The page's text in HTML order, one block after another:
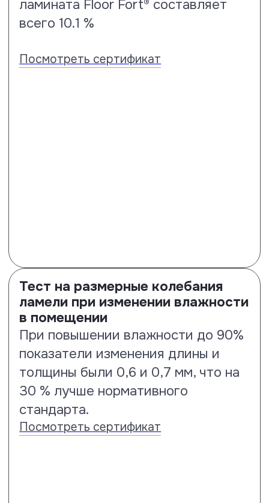
Испытания на пятностойкость
Насколько ваши полы защищены
пятен покажет тест по стандарту
EN 438-2, когда по результатам
Тест на выцветаемость и
сохранение цвета под
воздействием UV-излучения
Тест по стандарту ISO 4892-2
покажет устойчивость к
сохранению цвета от воздействия
солнечного излучения. По
результатам испытаний ламинату
Floor Fort присвоен класс 4-5
стойкости.
Посмотреть сертификат